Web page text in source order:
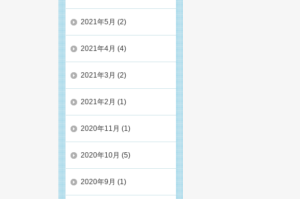
2021年5月 (2)
2021年4月 (4)
2021年3月 (2)
2021年2月 (1)
2020年11月 (1)
2020年10月 (5)
2020年9月 (1)